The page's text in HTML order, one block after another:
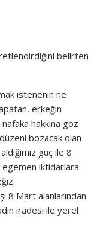
belirten
istenenin ne
erkeğin
hakkına göz
bozacak olan
güç ile 8
egemen iktidarlara
8 Mart alanlarından
iradesi ile yerel